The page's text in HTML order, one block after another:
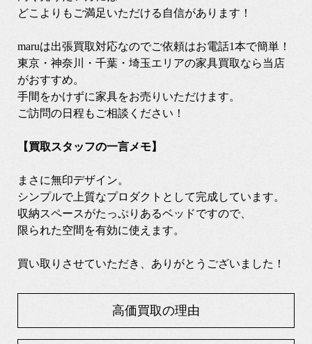
どこよりもご満足いただける自信があります！
maruは出張買取対応なのでご依頼はお電話1本で簡単！
東京・神奈川・千葉・埼玉エリアの家具買取なら当店
がおすすめ。
手間をかけずに家具をお売りいただけます。
ご訪問の日程もご相談ください！
【買取スタッフの一言メモ】
まさに無印デザイン。
シンプルで上質なプロダクトとして完成しています。
収納スペースがたっぷりあるベッドですので、
限られた空間を有効に使えます。
買い取りさせていただき、ありがとうございました！
高価買取の理由